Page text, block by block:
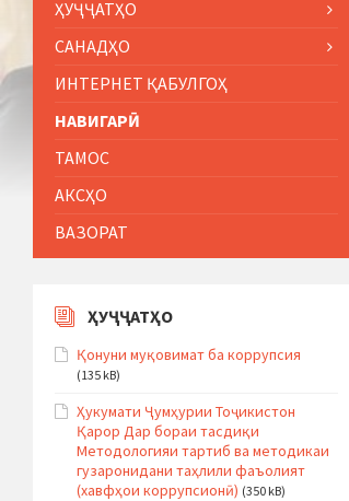
ҲУҶҶАТҲО
САНАДҲО
ИНТЕРНЕТ ҚАБУЛГОҲ
НАВИГАРӢ
ТАМОС
АКСҲО
ВАЗОРАТ
ҲУҶҶАТҲО
Қонуни муқовимат ба коррупсия
(135 kB)
Ҳукумати Ҷумҳурии Тоҷикистон
Қарор Дар бораи тасдиқи
Методологияи тартиб ва методикаи
гузаронидани таҳлили фаъолият
(хавфҳои коррупсионӣ) (350 kB)